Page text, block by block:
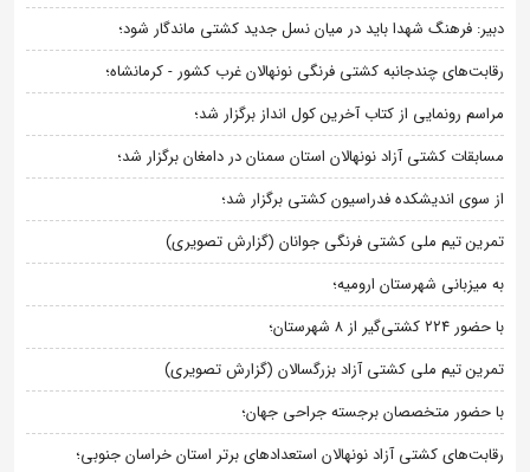
دبیر: فرهنگ شهدا باید در میان نسل جدید کشتی ماندگار شود؛
رقابت‌های چندجانبه کشتی فرنگی نونهالان غرب کشور - کرمانشاه؛
مراسم رونمایی از کتاب آخرین کول انداز برگزار شد؛
مسابقات کشتی آزاد نونهالان استان سمنان در دامغان برگزار شد؛
از سوی اندیشکده فدراسیون کشتی برگزار شد؛
تمرین تیم ملی کشتی فرنگی جوانان (گزارش تصویری)
به میزبانی شهرستان ارومیه؛
با حضور ۲۲۴ کشتی‌گیر از ۸ شهرستان؛
تمرین تیم ملی کشتی آزاد بزرگسالان (گزارش تصویری)
با حضور متخصصان برجسته جراحی جهان؛
رقابت‌های کشتی آزاد نونهالان استعدادهای برتر استان خراسان جنوبی؛